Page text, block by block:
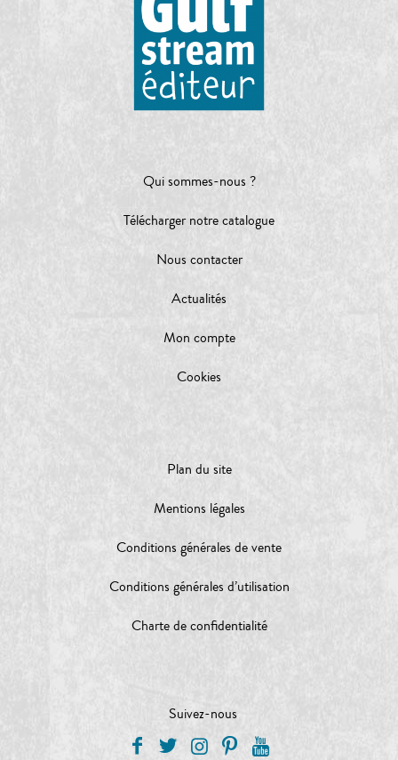
Qui sommes-nous ?
Télécharger notre catalogue
Nous contacter
Actualités
Mon compte
Cookies
Plan du site
Mentions légales
Conditions générales de vente
Conditions générales d’utilisation
Charte de confidentialité
Suivez-nous